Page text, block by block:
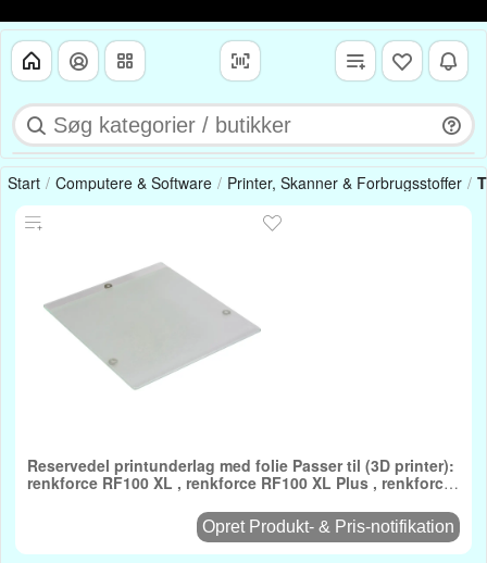
Start Computere & Software Printer, Skanner & Forbrugsstoffer
Reservedel printunderlag med folie Passer til (3D printer):
renkforce RF100 XL , renkforce RF100 XL Plus , renkforce
Opret Produkt- & Pris-notifikation